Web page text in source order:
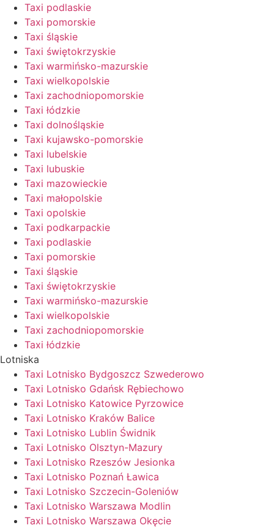
Taxi podlaskie
Taxi pomorskie
Taxi śląskie
Taxi świętokrzyskie
Taxi warmińsko-mazurskie
Taxi wielkopolskie
Taxi zachodniopomorskie
Taxi łódzkie
Taxi dolnośląskie
Taxi kujawsko-pomorskie
Taxi lubelskie
Taxi lubuskie
Taxi mazowieckie
Taxi małopolskie
Taxi opolskie
Taxi podkarpackie
Taxi podlaskie
Taxi pomorskie
Taxi śląskie
Taxi świętokrzyskie
Taxi warmińsko-mazurskie
Taxi wielkopolskie
Taxi zachodniopomorskie
Taxi łódzkie
Lotniska
Taxi Lotnisko Bydgoszcz Szwederowo
Taxi Lotnisko Gdańsk Rębiechowo
Taxi Lotnisko Katowice Pyrzowice
Taxi Lotnisko Kraków Balice
Taxi Lotnisko Lublin Świdnik
Taxi Lotnisko Olsztyn-Mazury
Taxi Lotnisko Rzeszów Jesionka
Taxi Lotnisko Poznań Ławica
Taxi Lotnisko Szczecin-Goleniów
Taxi Lotnisko Warszawa Modlin
Taxi Lotnisko Warszawa Okęcie